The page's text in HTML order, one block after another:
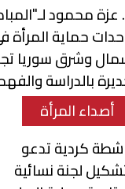
عزة محمود
حماية المرأة
وشرق سوريا
بالدراسة
أصداء المرأة
كردية تدعو
لجنة نسائية